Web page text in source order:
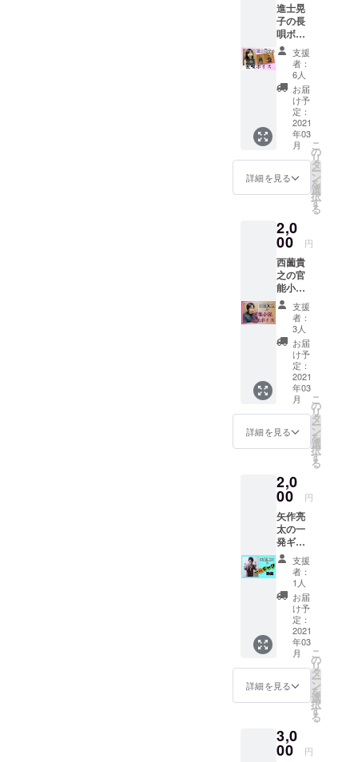
進士晃
子の長
唄ボイ
ス。 進
士晃子
による
長唄の
ボイス
データ
になり
ます。
※メール
にて
データ
をお送
り致し
支援
者：
6人
お届
け予
定：
2021
年03
月
詳細を見る
こ
の
リ
タ
ー
ン
を
選
択
す
る
2,0
00 円
西薗貴
之の官
能小説
朗読ボ
イス ※
メール
にて
データ
をお送
り致し
ます。
支援
者：
3人
お届
け予
定：
2021
年03
月
詳細を見る
こ
の
リ
タ
ー
ン
を
選
択
す
る
2,0
00 円
矢作亮
太の一
発ギャ
グ動画
（一発
ギャグ
を３つ
お届
け。）
※メール
にて
データ
をお送
り致し
ます。
支援
者：
1人
お届
け予
定：
2021
年03
月
詳細を見る
こ
の
リ
タ
ー
ン
を
選
択
す
る
3,0
00 円